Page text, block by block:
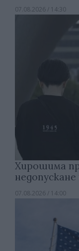
07.08.2026 / 14:30
Хирошима
07.08.2026 / 14:00